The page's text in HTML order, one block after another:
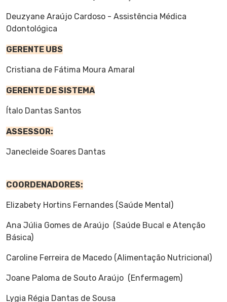
Deuzyane Araújo Cardoso - Assistência Médica
Odontológica
GERENTE UBS
Cristiana de Fátima Moura Amaral
GERENTE DE SISTEMA
Ítalo Dantas Santos
ASSESSOR:
Janecleide Soares Dantas
COORDENADORES:
Elizabety Hortins Fernandes (Saúde Mental)
Ana Júlia Gomes de Araújo (Saúde Bucal e Atenção
Básica)
Caroline Ferreira de Macedo (Alimentação Nutricional)
Joane Paloma de Souto Araújo (Enfermagem)
Lygia Régia Dantas de Sousa